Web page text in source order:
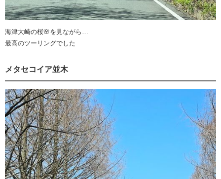
海津大崎の桜🌸を見ながら…
最高のツーリングでした
メタセコイア並木